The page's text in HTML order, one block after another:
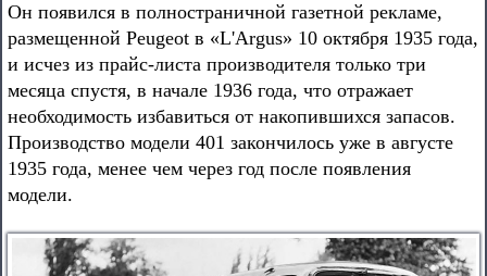
Он появился в полностраничной газетной рекламе,
размещенной Peugeot в «L'Argus» 10 октября 1935 года,
и исчез из прайс-листа производителя только три
месяца спустя, в начале 1936 года, что отражает
необходимость избавиться от накопившихся запасов.
Производство модели 401 закончилось уже в августе
1935 года, менее чем через год после появления
модели.